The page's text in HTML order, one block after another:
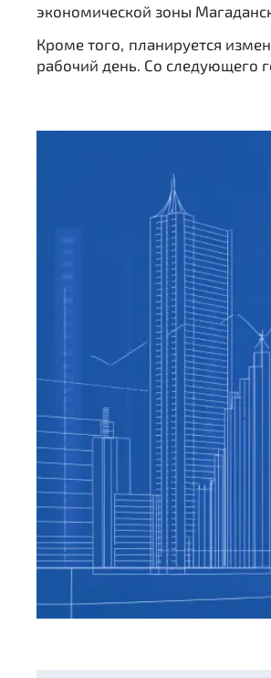
экономической зоны
Кроме того, планируется
рабочий день. Со следующего